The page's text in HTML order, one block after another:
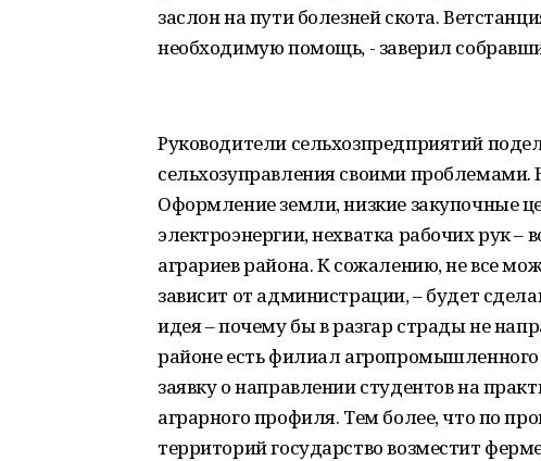
заслон на пути болезней скота.
необходимую помощь, - заверил
Руководители сельхозпредприятий
сельхозуправления своими
Оформление земли, низкие закупочные
электроэнергии, нехватка рабочих рук
аграриев района. К сожалению, не все
зависит от администрации, – будет
идея – почему бы в разгар страды не
районе есть филиал
заявку о направлении студентов на
аграрного профиля. Тем более, что по
территорий государство возместит